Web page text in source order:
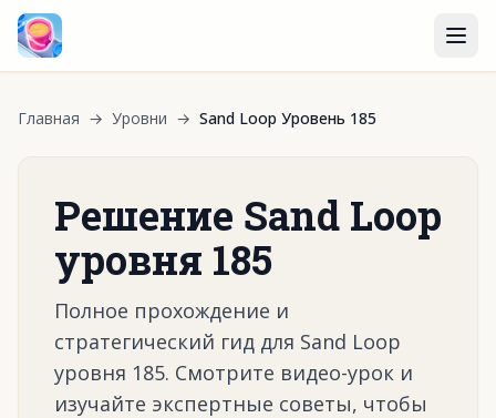
Главная → Уровни → Sand Loop Уровень 185
Решение Sand Loop
уровня 185
Полное прохождение и
стратегический гид для Sand Loop
уровня 185. Смотрите видео-урок и
изучайте экспертные советы, чтобы